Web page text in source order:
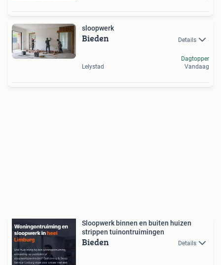
sloopwerk
Bieden Details
Lelystad
Dagtopper
Vandaag
Sloopwerk binnen en buiten huizen
strippen tuinontruimingen
Bieden Details